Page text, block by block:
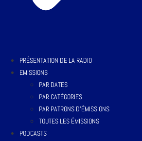
PRÉSENTATION DE LA RADIO
EMISSIONS
PAR DATES
PAR CATÉGORIES
PAR PATRONS D’ÉMISSIONS
TOUTES LES ÉMISSIONS
PODCASTS